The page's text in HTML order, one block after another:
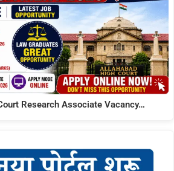
Research Associate Vacancy…